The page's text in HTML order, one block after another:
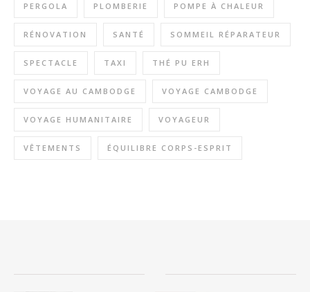
PERGOLA PLOMBERIE POMPE À CHALEUR
RÉNOVATION SANTÉ SOMMEIL RÉPARATEUR
SPECTACLE TAXI THÉ PU ERH
VOYAGE AU CAMBODGE VOYAGE CAMBODGE
VOYAGE HUMANITAIRE VOYAGEUR
VÊTEMENTS ÉQUILIBRE CORPS-ESPRIT